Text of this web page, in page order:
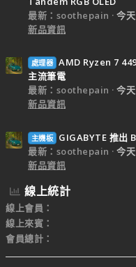
最新：soothepain
今
新品資訊
處理器 AMD Ryzen 7
主流筆電
最新：soothepain
今
新品資訊
主機板
GIGABYTE 推出
最新：soothepain
今
新品資訊
線上統計
線上會員
線上來賓
會員總計